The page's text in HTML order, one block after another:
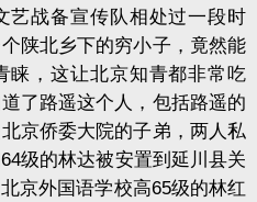
艺战备宣传队相处过一段时
陕北乡下的穷小子，竟然能
睐，这让北京知青都非常吃
了路遥这个人，包括路遥的
京侨委大院的子弟，两人私
64级的林达被安置到延川县关
京外国语学校高65级的林红